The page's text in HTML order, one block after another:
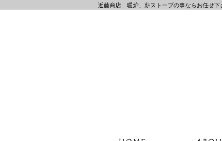
近藤商店 暖炉、薪ストーブの事ならお任せ下